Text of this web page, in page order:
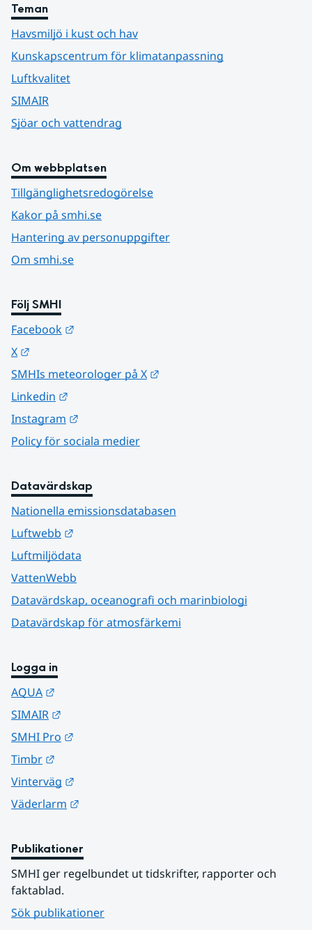
Teman
Havsmiljö i kust och hav
Kunskapscentrum för klimatanpassning
Luftkvalitet
SIMAIR
Sjöar och vattendrag
Om webbplatsen
Tillgänglighetsredogörelse
Kakor på smhi.se
Hantering av personuppgifter
Om smhi.se
Följ SMHI
Facebook
X
SMHIs meteorologer på X
Linkedin
Instagram
Policy för sociala medier
Datavärdskap
Nationella emissionsdatabasen
Luftwebb
Luftmiljödata
VattenWebb
Datavärdskap, oceanografi och marinbiologi
Datavärdskap för atmosfärkemi
Logga in
AQUA
SIMAIR
SMHI Pro
Timbr
Vinterväg
Väderlarm
Publikationer
SMHI ger regelbundet ut tidskrifter, rapporter och
faktablad.
Sök publikationer